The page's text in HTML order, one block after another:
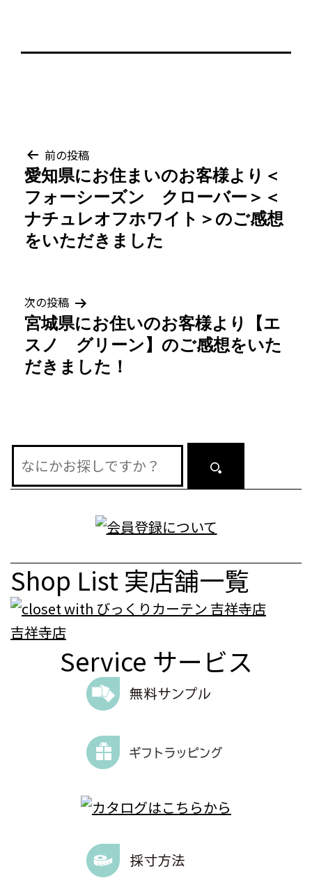
投
稿
ナ
ビ
ー
シ
ョ
前の投稿
愛知県にお住まいのお客様より＜
フォーシーズン クローバー＞＜
ナチュレオフホワイト＞のご感想
をいただきました
次の投稿
宮城県にお住いのお客様より【エ
スノ グリーン】のご感想をいた
だきました！
Shop List実店舗一覧
吉祥寺店
Service サービス